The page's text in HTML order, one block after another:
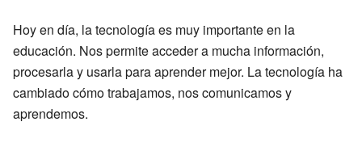
Hoy en día, la tecnología es muy importante en la
educación. Nos permite acceder a mucha información,
procesarla y usarla para aprender mejor. La tecnología ha
cambiado cómo trabajamos, nos comunicamos y
aprendemos.